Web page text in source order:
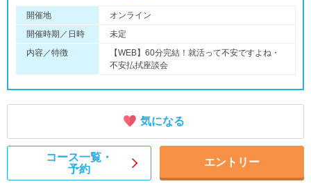
開催地
オンライン
開催時期／日時
未定
内容／特徴
【WEB】60分完結！就活って不安ですよね・
不安払拭座談会
気になる
コース一覧・
予約
エントリー